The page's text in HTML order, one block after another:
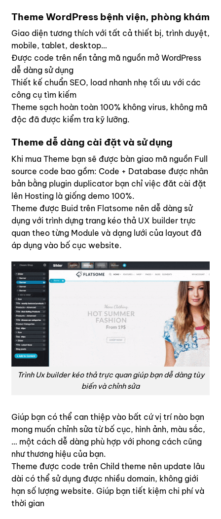
Theme WordPress bệnh viện, phòng khám
Giao diện tương thích với tất cả thiết bị, trình duyệt,
mobile, tablet, desktop…
Được code trên nền tảng mã nguồn mở WordPress
dễ dàng sử dụng
Thiết kế chuẩn SEO, load nhanh nhẹ tối ưu với các
công cụ tìm kiếm
Theme sạch hoàn toàn 100% không virus, không mã
độc đã được kiểm tra kỹ lưỡng.
Theme dễ dàng cài đặt và sử dụng
Khi mua Theme bạn sẽ được bàn giao mã nguồn Full
source code bao gồm: Code + Database được nhân
bản bằng plugin duplicator bạn chỉ việc đăt cài đặt
lên Hosting là giống demo 100%.
Theme được Buid trên Flatsome nên dễ dàng sử
dụng với trình dựng trang kéo thả UX builder trực
quan theo từng Module và dạng lưới của layout đã
áp dụng vào bố cục website.
Trình Ux builder kéo thả trực quan giúp bạn dễ dàng tùy
biến và chỉnh sửa
Giúp bạn có thể can thiệp vào bất cứ vị trí nào bạn
mong muốn chỉnh sửa từ bố cục, hình ảnh, màu sắc,
… một cách dễ dàng phù hợp với phong cách cũng
như thương hiệu của bạn.
Theme được code trên Child theme nên update lâu
dài có thể sử dụng được nhiều domain, không giới
hạn số lượng website. Giúp bạn tiết kiệm chi phí và
thời gian